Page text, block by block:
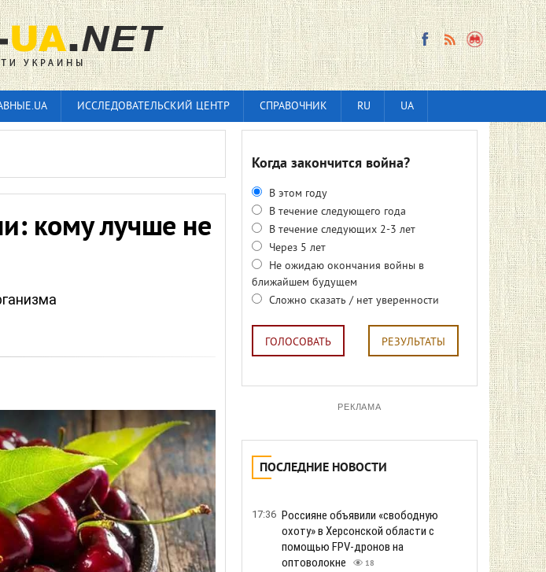
ИССЛЕДОВАТЕЛЬСКИЙ ЦЕНТР СПРАВОЧНИК RU UA
кому лучше не
Когда закончится война?
В этом году
В течение следующего года
В течение следующих 2-3 лет
Через 5 лет
Не ожидаю окончания войны в
ближайшем будущем
Сложно сказать / нет уверенности
ГОЛОСОВАТЬ РЕЗУЛЬТАТЫ
РЕКЛАМА
ПОСЛЕДНИЕ НОВОСТИ
17:36 Россияне объявили «свободную
охоту» в Херсонской области с
помощью FPV-дронов на
оптоволокне
18